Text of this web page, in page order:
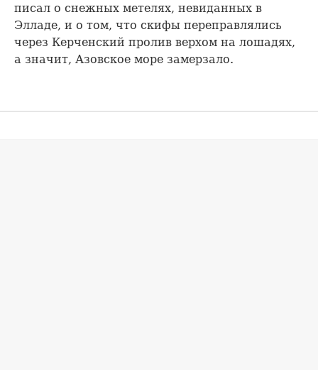
писал о снежных метелях, невиданных в
Элладе, и о том, что скифы переправлялись
через Керченский пролив верхом на лошадях,
а значит, Азовское море замерзало.